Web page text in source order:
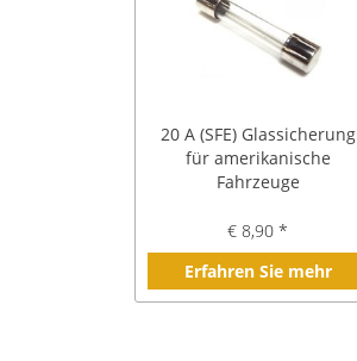
20 A (SFE) Glassicherung
für amerikanische
Fahrzeuge
€ 8,90 *
Erfahren Sie mehr